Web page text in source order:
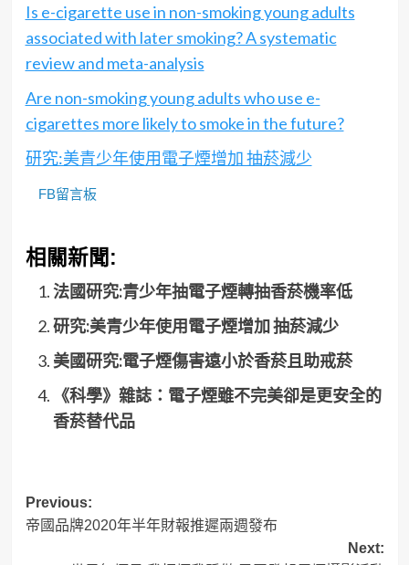
Is e-cigarette use in non-smoking young adults
associated with later smoking? A systematic
review and meta-analysis
Are non-smoking young adults who use e-
cigarettes more likely to smoke in the future?
研究:美青少年使用電子煙增加 抽菸減少
FB留言板
相關新聞:
法國研究:青少年抽電子煙轉抽香菸機率低
研究:美青少年使用電子煙增加 抽菸減少
美國研究:電子煙傷害遠小於香菸且助戒菸
《科學》雜誌：電子煙雖不完美卻是更安全的
香菸替代品
Post
navigation
Previous:
帝國品牌2020年半年財報推遲兩週發布
Next: